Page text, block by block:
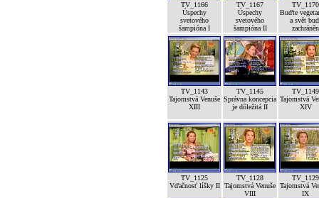
TV_1166
Úspechy
svetového
šampióna I
TV_1167
Úspechy
svetového
šampióna II
TV_1170
Buďte
a svět
zachráněn
TV_1143
Tajomstvá Venuše
XIII
TV_1145
Správna koncepcia
je dôležitá II
TV_1149
Tajomstvá
XIV
TV_1125
Vďačnosť líšky II
TV_1128
Tajomstvá Venuše
VIII
TV_1129
Tajomstvá
IX